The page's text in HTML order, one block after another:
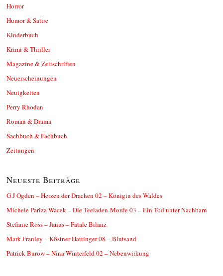
Horror
Humor & Satire
Kinderbuch
Krimi & Thriller
Magazine & Zeitschriften
Neuerscheinungen
Neuigkeiten
Perry Rhodan
Roman & Drama
Sachbuch & Fachbuch
Zeitungen
Neueste Beiträge
G J Ogden – Herzen der Drachen 02 – Königin des Waldes
Michele Pariza Wacek – Die Teeladen-Morde 03 – Ein Tod unter Nachbarn
Stefanie Ross – Janus – Fatale Bilanz
Mark Franley – Köstner-Hattinger 08 – Blutsand
Patrick Burow – Nina Winterfeld 02 – Nebenwirkung